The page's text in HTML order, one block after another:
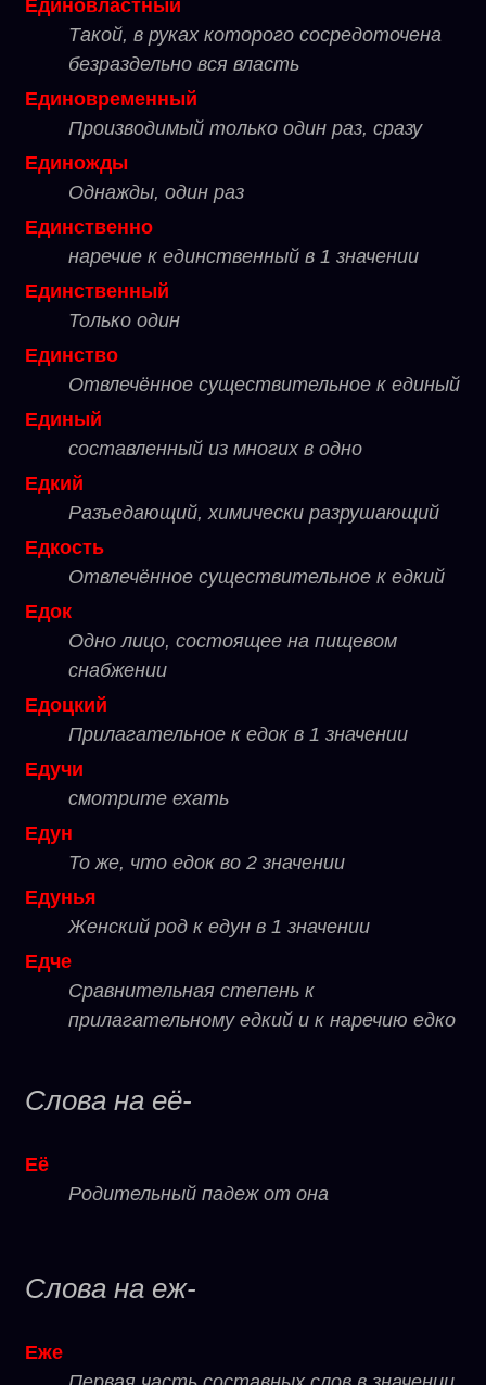
Единовластный
Такой, в руках которого сосредоточена
безраздельно вся власть
Единовременный
Производимый только один раз, сразу
Единожды
Однажды, один раз
Единственно
наречие к единственный в 1 значении
Единственный
Только один
Единство
Отвлечённое существительное к единый
Единый
составленный из многих в одно
Едкий
Разъедающий, химически разрушающий
Едкость
Отвлечённое существительное к едкий
Едок
Одно лицо, состоящее на пищевом
снабжении
Едоцкий
Прилагательное к едок в 1 значении
Едучи
смотрите ехать
Едун
То же, что едок во 2 значении
Едунья
Женский род к едун в 1 значении
Едче
Сравнительная степень к
прилагательному едкий и к наречию едко
Слова на её-
Её
Родительный падеж от она
Слова на еж-
Еже